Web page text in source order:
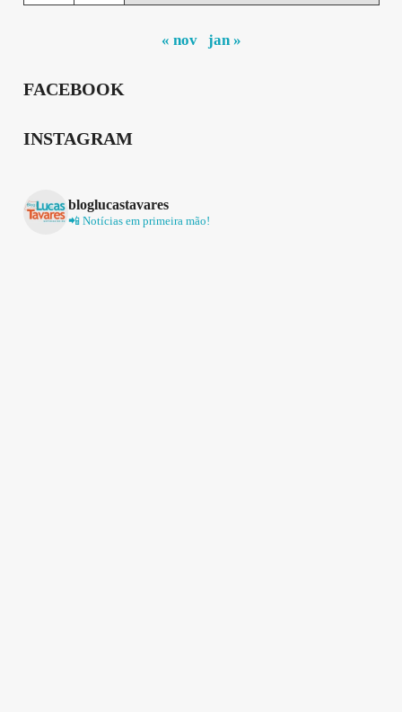
« nov jan »
FACEBOOK
INSTAGRAM
bloglucastavares
📲 Notícias em primeira mão!